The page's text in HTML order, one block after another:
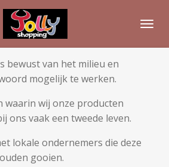
bewust van het milieu en
mogelijk te werken.
waarin wij onze producten
ons vaak een tweede leven.
lokale ondernemers die deze
gooien.